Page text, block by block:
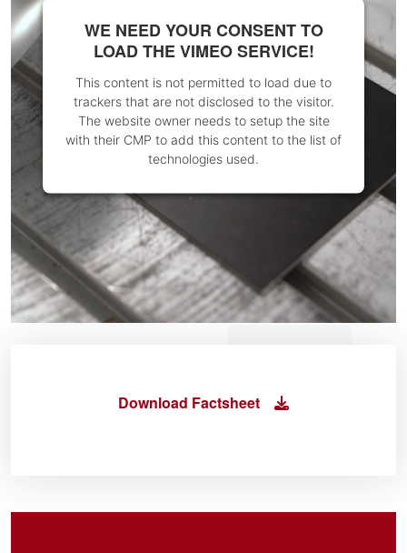
WE NEED YOUR CONSENT TO
LOAD THE VIMEO SERVICE!
This content is not permitted to load due to
trackers that are not disclosed to the visitor.
The website owner needs to setup the site
with their CMP to add this content to the list of
technologies used.
Download Factsheet